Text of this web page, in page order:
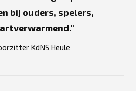
bij ouders, spelers,
KdNS Heule